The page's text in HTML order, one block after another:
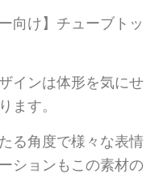
向け】チューブトッ
インは体形を気にせ
ます。
る角度で様々な表情
ションもこの素材の